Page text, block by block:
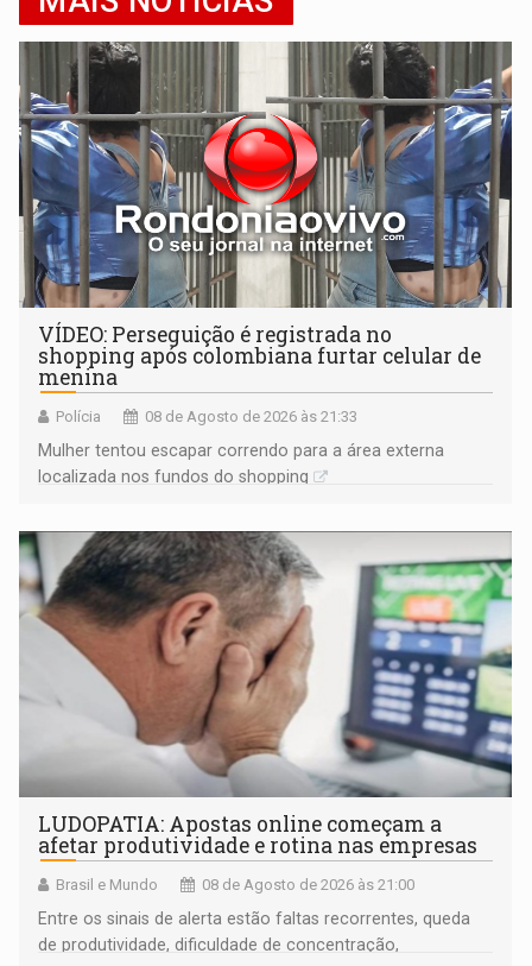
VÍDEO: Perseguição é registrada no
shopping após colombiana furtar celular de
menina
Polícia 08 de Agosto de 2026 às 21:33
Mulher tentou escapar correndo para a área externa
localizada nos fundos do shopping
LUDOPATIA: Apostas online começam a
afetar produtividade e rotina nas empresas
Brasil e Mundo 08 de Agosto de 2026 às 21:00
Entre os sinais de alerta estão faltas recorrentes, queda
de produtividade, dificuldade de concentração,